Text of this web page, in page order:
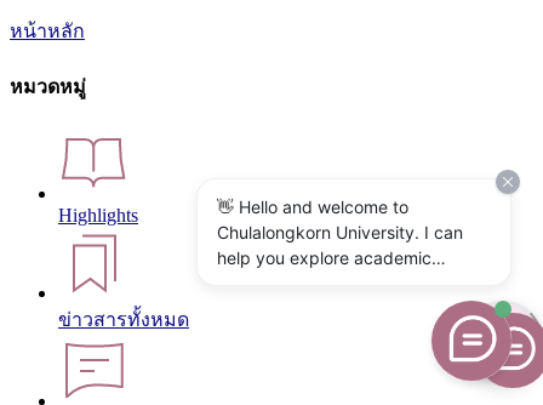
หน้าหลัก
หมวดหมู่
Highlights
ข่าวสารทั้งหมด
👋 Hello and welcome to
Chulalongkorn University. I can
help you explore academic